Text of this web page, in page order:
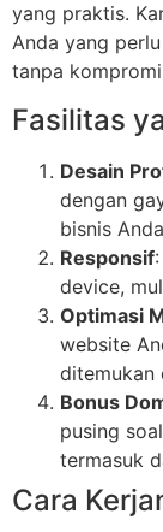
yang praktis.
Anda yang
tanpa
Fasilitas
Desain
dengan
bisnis
Responsif
device,
Optimasi
website
ditemukan
Bonus
pusing
termasuk
Cara